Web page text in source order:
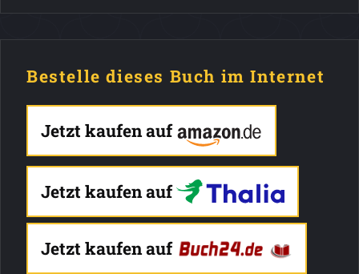
Bestelle dieses Buch im Internet
Jetzt kaufen auf
Jetzt kaufen auf
Jetzt kaufen auf